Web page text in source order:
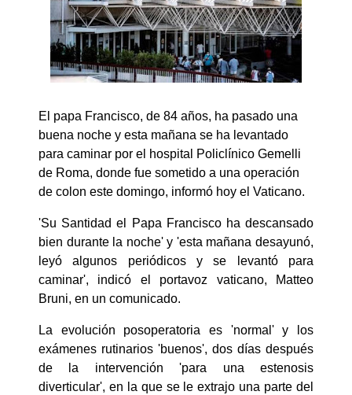
El papa Francisco, de 84 años, ha pasado una
buena noche y esta mañana se ha levantado
para caminar por el hospital Policlínico Gemelli
de Roma, donde fue sometido a una operación
de colon este domingo, informó hoy el Vaticano.
'Su Santidad el Papa Francisco ha descansado
bien durante la noche' y 'esta mañana desayunó,
leyó algunos periódicos y se levantó para
caminar', indicó el portavoz vaticano, Matteo
Bruni, en un comunicado.
La evolución posoperatoria es 'normal' y los
exámenes rutinarios 'buenos', dos días después
de la intervención 'para una estenosis
diverticular', en la que se le extrajo una parte del